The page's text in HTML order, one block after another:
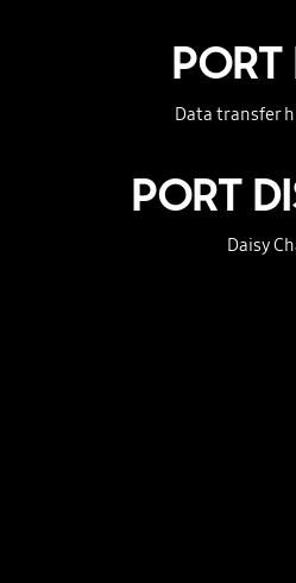
Data transfer
PORT
Daisy